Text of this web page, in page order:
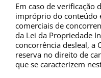
Em caso de verificação
impróprio do conteúdo
comerciais de
da Lei da Propriedade
concorrência desleal, a
reserva no direito de
que se caracterizem